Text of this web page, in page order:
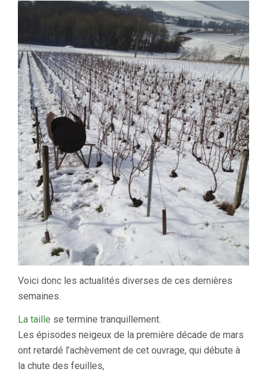
Voici donc les actualités diverses de ces dernières
semaines.
La taille se termine tranquillement.
Les épisodes neigeux de la première décade de mars
ont retardé l’achèvement de cet ouvrage, qui débute à
la chute des feuilles,